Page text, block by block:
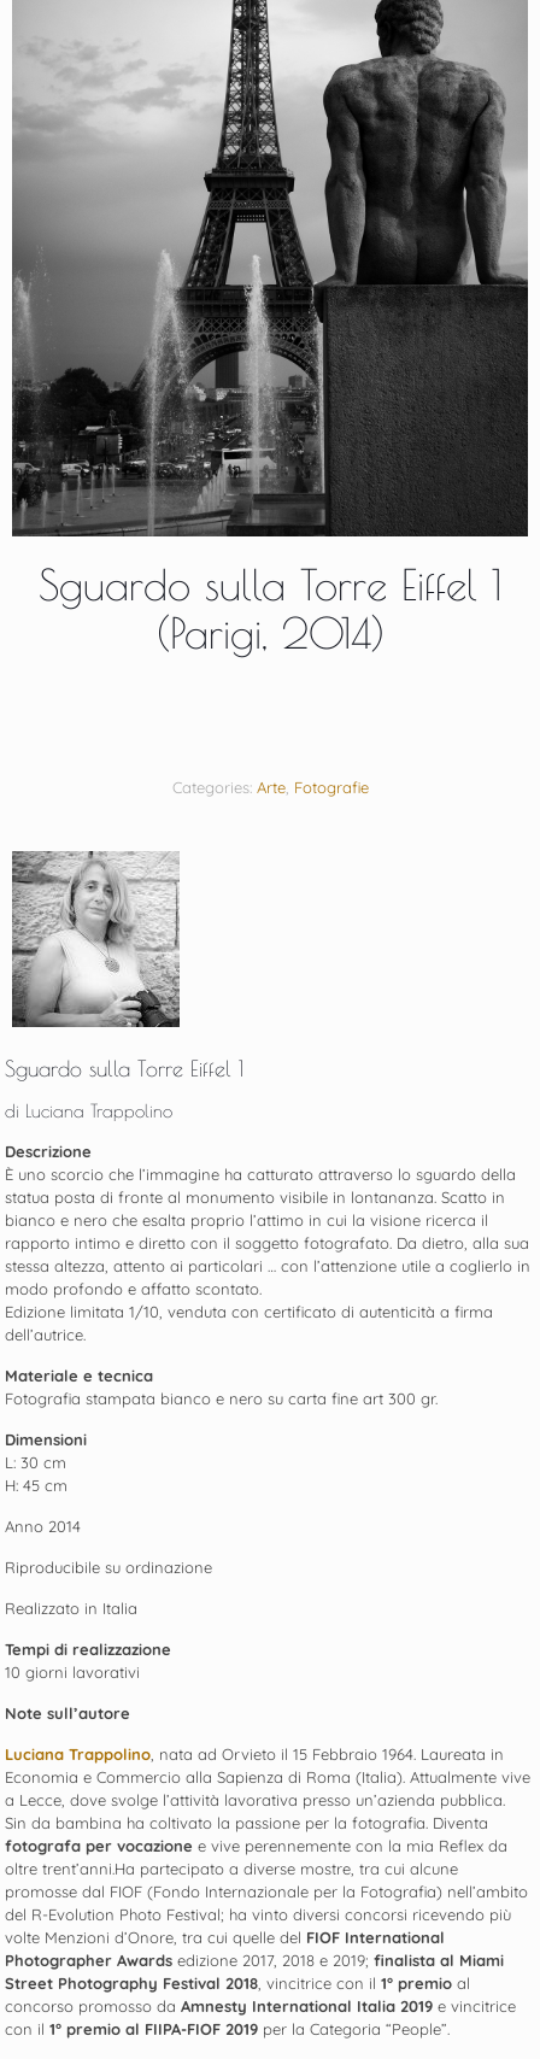
Sguardo sulla Torre Eiffel 1
(Parigi, 2014)
Categories: Arte, Fotografie
Sguardo sulla Torre Eiffel 1
di Luciana Trappolino
Descrizione
È uno scorcio che l’immagine ha catturato attraverso lo sguardo della
statua posta di fronte al monumento visibile in lontananza. Scatto in
bianco e nero che esalta proprio l’attimo in cui la visione ricerca il
rapporto intimo e diretto con il soggetto fotografato. Da dietro, alla sua
stessa altezza, attento ai particolari … con l’attenzione utile a coglierlo in
modo profondo e affatto scontato.
Edizione limitata 1/10, venduta con certificato di autenticità a firma
dell’autrice.
Materiale e tecnica
Fotografia stampata bianco e nero su carta fine art 300 gr.
Dimensioni
L: 30 cm
H: 45 cm
Anno 2014
Riproducibile su ordinazione
Realizzato in Italia
Tempi di realizzazione
10 giorni lavorativi
Note sull’autore
Luciana Trappolino , nata ad Orvieto il 15 Febbraio 1964. Laureata in
Economia e Commercio alla Sapienza di Roma (Italia). Attualmente vive
a Lecce, dove svolge l’attività lavorativa presso un’azienda pubblica.
Sin da bambina ha coltivato la passione per la fotografia. Diventa
fotografa per vocazione e vive perennemente con la mia Reflex da
oltre trent’anni.Ha partecipato a diverse mostre, tra cui alcune
promosse dal FIOF (Fondo Internazionale per la Fotografia) nell’ambito
del R-Evolution Photo Festival; ha vinto diversi concorsi ricevendo più
volte Menzioni d’Onore, tra cui quelle del FIOF International
Photographer Awards edizione 2017, 2018 e 2019;finalista al Miami
Street Photography Festival 2018 , vincitrice con il1° premio al
concorso promosso daAmnesty International Italia 2019 e vincitrice
con il1° premio al FIIPA-FIOF 2019 per la Categoria “People”.